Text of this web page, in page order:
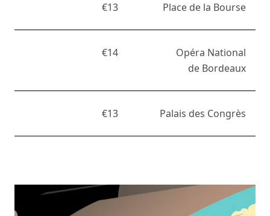
Place de la Bourse
€13
Opéra National
de Bordeaux
€14
Palais des Congrès
€13